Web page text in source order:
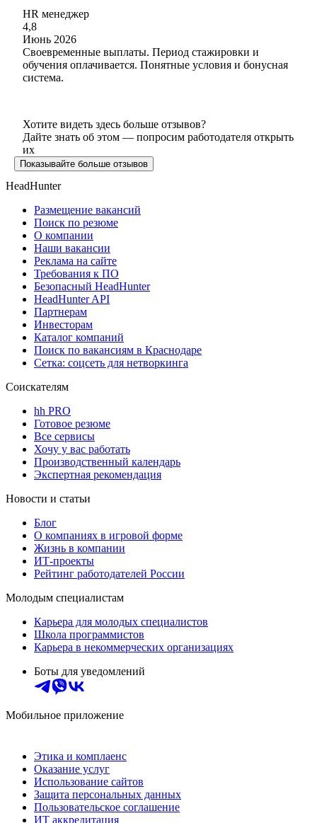
HR менеджер
4,8
Июнь 2026
Своевременные выплаты. Период стажировки и
обучения оплачивается. Понятные условия и бонусная
система.
Хотите видеть здесь больше отзывов?
Дайте знать об этом — попросим работодателя открыть
их
Показывайте больше отзывов
HeadHunter
Размещение вакансий
Поиск по резюме
О компании
Наши вакансии
Реклама на сайте
Требования к ПО
Безопасный HeadHunter
HeadHunter API
Партнерам
Инвесторам
Каталог компаний
Поиск по вакансиям в Краснодаре
Сетка: соцсеть для нетворкинга
Соискателям
hh PRO
Готовое резюме
Все сервисы
Хочу у вас работать
Производственный календарь
Экспертная рекомендация
Новости и статьи
Блог
О компаниях в игровой форме
Жизнь в компании
ИТ-проекты
Рейтинг работодателей России
Молодым специалистам
Карьера для молодых специалистов
Школа программистов
Карьера в некоммерческих организациях
Боты для уведомлений
Мобильное приложение
Этика и комплаенс
Оказание услуг
Использование сайтов
Защита персональных данных
Пользовательское соглашение
ИТ аккредитация